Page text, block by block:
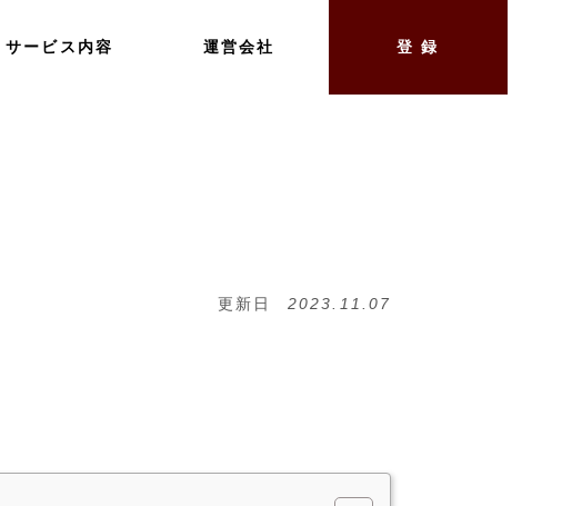
サービス内容 運営会社 登 録
更新日 2023.11.07